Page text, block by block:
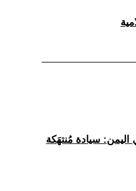
اليمن: سيادة مُنتهَكة